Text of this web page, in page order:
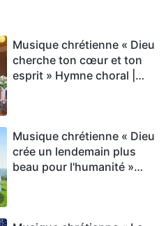
Musique chrétienne « Dieu
cherche ton cœur et ton
esprit » Hymne choral |
Musique chrétienne « Dieu
crée un lendemain plus
beau pour l'humanité »